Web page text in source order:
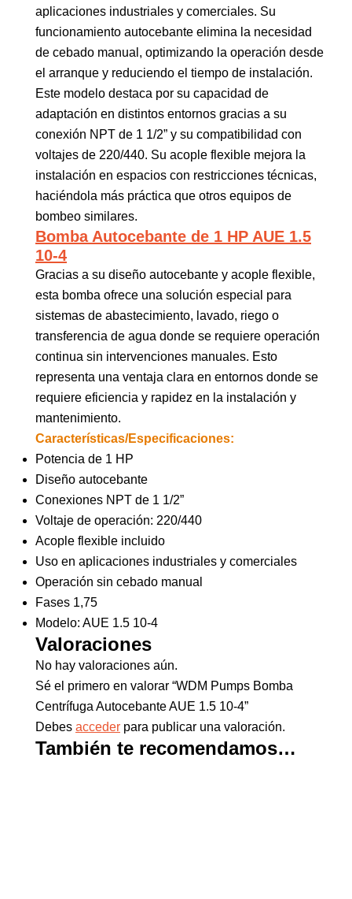
aplicaciones industriales y comerciales. Su
funcionamiento autocebante elimina la necesidad
de cebado manual, optimizando la operación desde
el arranque y reduciendo el tiempo de instalación.
Este modelo destaca por su capacidad de
adaptación en distintos entornos gracias a su
conexión NPT de 1 1/2” y su compatibilidad con
voltajes de 220/440. Su acople flexible mejora la
instalación en espacios con restricciones técnicas,
haciéndola más práctica que otros equipos de
bombeo similares.
Bomba Autocebante de 1 HP AUE 1.5
10-4
Gracias a su diseño autocebante y acople flexible,
esta bomba ofrece una solución especial para
sistemas de abastecimiento, lavado, riego o
transferencia de agua donde se requiere operación
continua sin intervenciones manuales. Esto
representa una ventaja clara en entornos donde se
requiere eficiencia y rapidez en la instalación y
mantenimiento.
Características/Especificaciones:
Potencia de 1 HP
Diseño autocebante
Conexiones NPT de 1 1/2”
Voltaje de operación: 220/440
Acople flexible incluido
Uso en aplicaciones industriales y comerciales
Operación sin cebado manual
Fases 1,75
Modelo: AUE 1.5 10-4
Valoraciones
No hay valoraciones aún.
Sé el primero en valorar “WDM Pumps Bomba
Centrífuga Autocebante AUE 1.5 10-4”
Debes acceder para publicar una valoración.
También te recomendamos…